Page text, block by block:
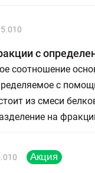
с
соотношение
с
из смеси
на